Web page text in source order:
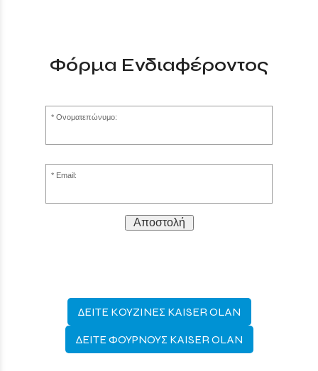
Φόρμα Ενδιαφέροντος
Ονοματεπώνυμο:
Email:
Αποστολή
ΔΕΙΤΕ ΚΟΥΖΙΝΕΣ KAISER OLAN
ΔΕΙΤΕ ΦΟΥΡΝΟΥΣ KAISER OLAN